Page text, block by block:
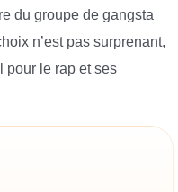
du groupe de gangsta
n’est pas surprenant,
pour le rap et ses